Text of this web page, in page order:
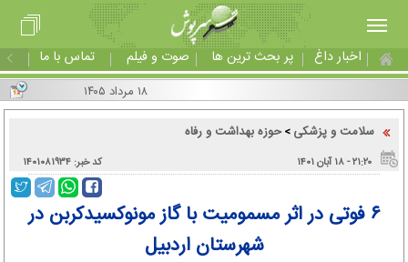
اخبار داغ پر بحث ترین ها صوت و فیلم تماس با ما
۱۸ مرداد ۱۴۰۵
سلامت و پزشکی >حوزه بهداشت و رفاه
۲۱:۲۰ - ۱۸ آبان ۱۴۰۱ کد خبر: ۱۴۰۱۰۸۱۹۳۴
۶ فوتی در اثر مسمومیت با گاز مونوکسیدکربن در
شهرستان اردبیل